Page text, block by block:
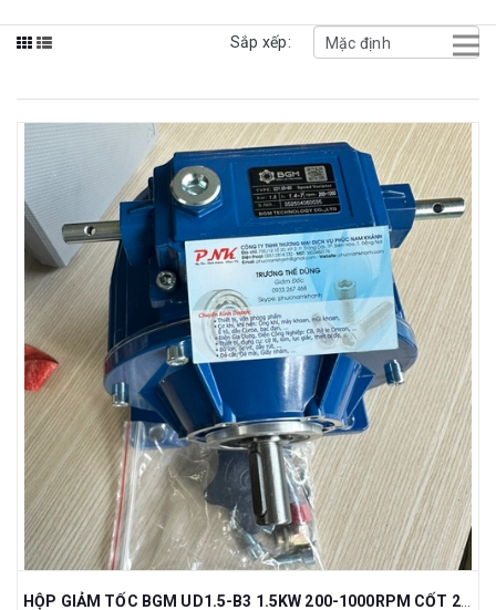
Sắp xếp:
HỘP GIẢM TỐC BGM UD1.5-B3 1.5KW 200-1000RPM CỐT 24MM